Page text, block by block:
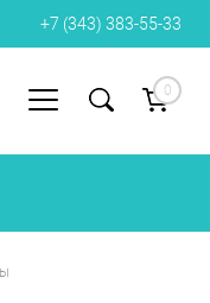
+7 (343) 383-55-33
0